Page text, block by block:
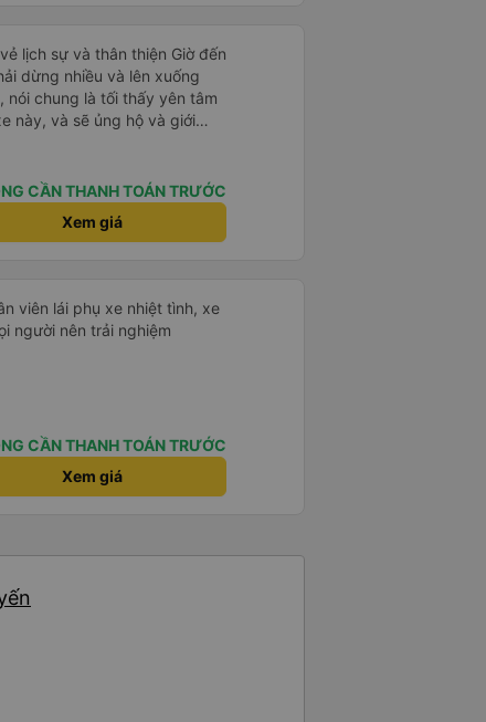
xe trong tương lai!
lịch sự và thân thiện Giờ đến
dừng nhiều và lên xuống
nói chung là tối thấy yên tâm
này, và sẽ ủng hộ và giới
vụ của nhà xe này
CẦN THANH TOÁN TRƯỚC
Xem giá
viên lái phụ xe nhiệt tình, xe
người nên trải nghiệm
CẦN THANH TOÁN TRƯỚC
Xem giá